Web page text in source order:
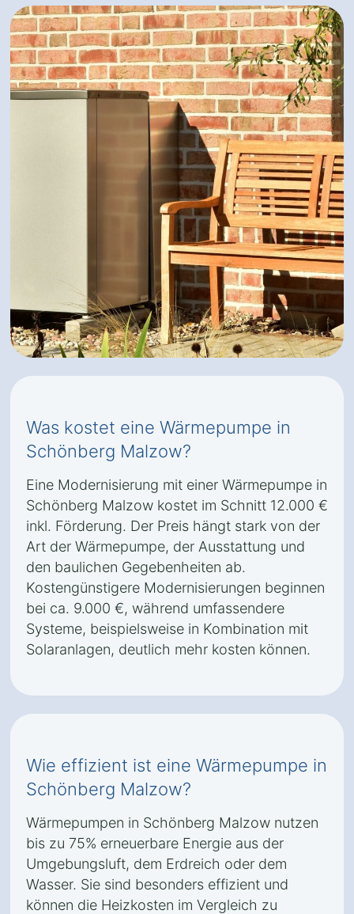
Was kostet eine Wärmepumpe in
Schönberg Malzow?
Eine Modernisierung mit einer Wärmepumpe in
Schönberg Malzow kostet im Schnitt 12.000 €
inkl. Förderung. Der Preis hängt stark von der
Art der Wärmepumpe, der Ausstattung und
den baulichen Gegebenheiten ab.
Kostengünstigere Modernisierungen beginnen
bei ca. 9.000 €, während umfassendere
Systeme, beispielsweise in Kombination mit
Solaranlagen, deutlich mehr kosten können.
Wie effizient ist eine Wärmepumpe in
Schönberg Malzow?
Wärmepumpen in Schönberg Malzow nutzen
bis zu 75% erneuerbare Energie aus der
Umgebungsluft, dem Erdreich oder dem
Wasser. Sie sind besonders effizient und
können die Heizkosten im Vergleich zu